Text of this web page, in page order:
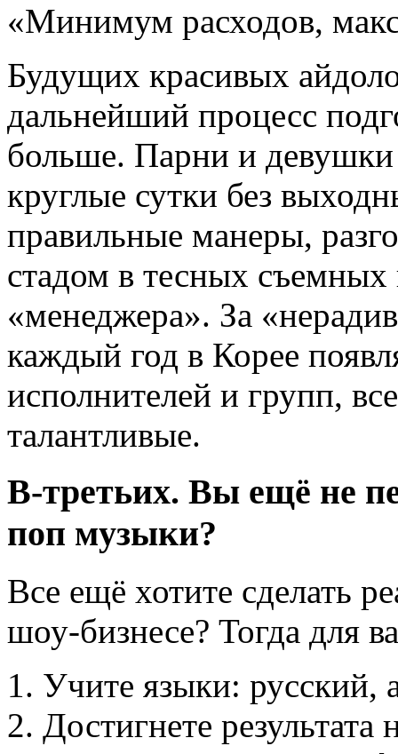
«Минимум расходов,
Будущих красивых
дальнейший процесс
больше. Парни и девушки
круглые сутки без
правильные манеры,
стадом в тесных
«менеджера». За
каждый год в Корее
исполнителей и групп,
талантливые.
В-третьих. Вы ещё не
поп музыки?
Все ещё хотите сделать
шоу-бизнесе? Тогда для
Учите языки: русский,
Достигнете